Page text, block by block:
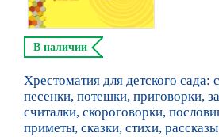
В наличии
Хрестоматия для детского сада:
песенки, потешки, приговорки,
считалки, скороговорки,
приметы, сказки, стихи, рассказы